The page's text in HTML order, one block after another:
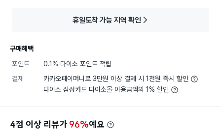
휴일도착 가능 지역 확인
구매혜택
포인트
0.1% 다이소 포인트 적립
결제
카카오페이머니로 3만원 이상 결제 시 1천원 즉시 할인
다이소 삼성카드 다이소몰 이용금액의 1% 할인
4점 이상 리뷰가 96%예요